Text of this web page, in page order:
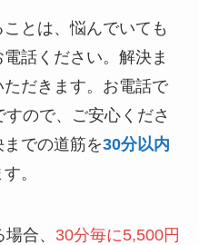
とは、悩んでいても
話ください。解決ま
だきます。お電話で
ので、ご安心くださ
での道筋を30分以内
。
合、 30分毎に5,500円